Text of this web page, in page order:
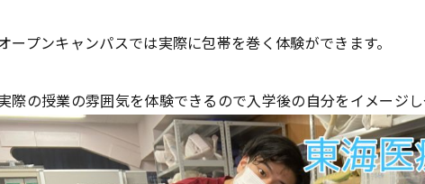
ープンキャンパスでは実際に包帯を巻く体験ができます。
際の授業の雰囲気を体験できるので入学後の自分をイメージ